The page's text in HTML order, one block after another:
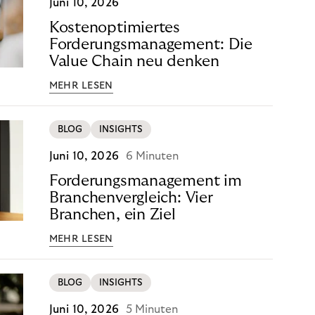
Juni 10, 2026
Kostenoptimiertes
Forderungsmanagement: Die
Value Chain neu denken
MEHR LESEN
BLOG INSIGHTS
Juni 10, 2026 6 Minuten
Forderungsmanagement im
Branchenvergleich: Vier
Branchen, ein Ziel
MEHR LESEN
BLOG INSIGHTS
Juni 10, 2026 5 Minuten